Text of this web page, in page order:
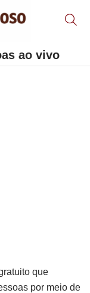
ao vivo
que
por meio de